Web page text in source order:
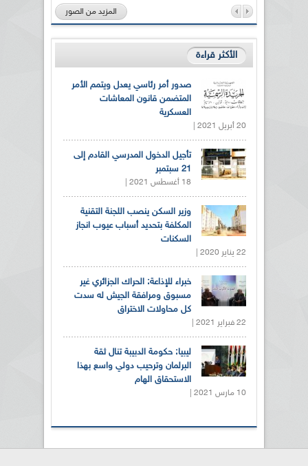
المزيد من الصور
الأكثر قراءة
صدور أمر رئاسي يعدل ويتمم الأمر
المتضمن قانون المعاشات
العسكرية
20 أبريل 2021 |
تأجيل الدخول المدرسي القادم إلى
21 سبتمبر
18 أغسطس 2021 |
وزير السكن ينصب اللجنة التقنية
المكلفة بتحديد أسباب عيوب انجاز
السكنات
22 يناير 2020 |
خبراء للإذاعة: الحراك الجزائري غير
مسبوق ومرافقة الجيش له سدت
كل محاولات الاختراق
22 فبراير 2021 |
ليبيا: حكومة الدبيبة تنال ثقة
البرلمان وترحيب دولي واسع بهذا
الاستحقاق الهام
10 مارس 2021 |